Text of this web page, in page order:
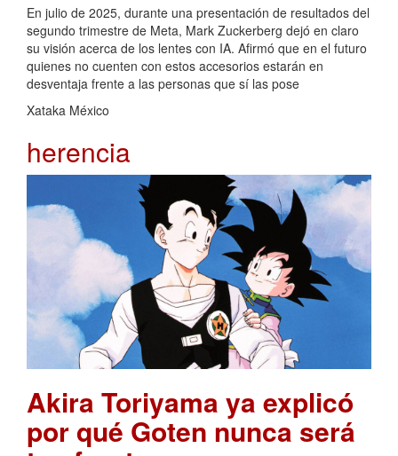
En julio de 2025, durante una presentación de resultados del
segundo trimestre de Meta, Mark Zuckerberg dejó en claro
su visión acerca de los lentes con IA. Afirmó que en el futuro
quienes no cuenten con estos accesorios estarán en
desventaja frente a las personas que sí las pose
Xataka México
herencia
Akira Toriyama ya explicó
por qué Goten nunca será